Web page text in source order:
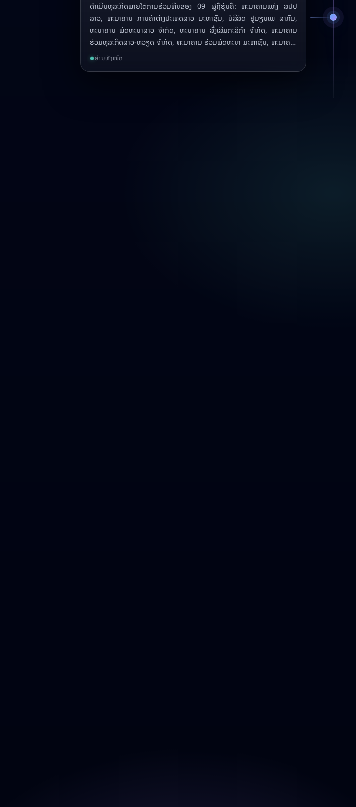
ດໍາເນີນທຸລະກິດພາຍໃຕ້ການຮ່ວມທຶນຂອງ 09 ຜູ້ຖືຮຸ້ນຄື: ທະນາຄານແຫ່ງ ສປປ
ລາວ, ທະນາຄານ ການຄ້າຕ່າງປະເທດລາວ ມະຫາຊົນ, ບໍລິສັດ ຢູນຽນເພ ສາກົນ,
ທະນາຄານ ພັດທະນາລາວ ຈຳກັດ, ທະນາຄານ ສົ່ງເສີມກະສິກຳ ຈຳກັດ, ທະນາຄານ
ຮ່ວມທຸລະກິດລາວ-ຫວຽດ ຈໍາກັດ, ທະນາຄານ ຮ່ວມພັດທະນາ ມະຫາຊົນ, ທະນາຄານ
ເອັສທີ ຈຳກັດ ແລະ ທະນາຄານ ບີໄອຊີ ລາວ ຈຳກັດ.
●ອ່ານທັງໝົດ